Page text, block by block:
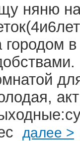
няню
городом
далее >